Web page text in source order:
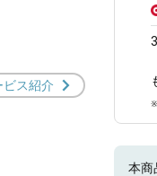
ス紹介
本商